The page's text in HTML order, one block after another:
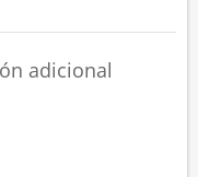
adicional